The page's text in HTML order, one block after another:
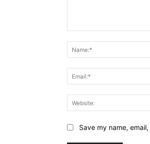
Save my name,